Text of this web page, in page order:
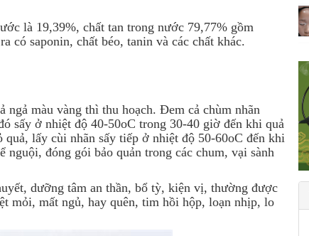
là 19,39%, chất tan trong nước 79,77% gồm
có saponin, chất béo, tanin và các chất khác.
màu vàng thì thu hoạch. Đem cả chùm nhãn
sấy ở nhiệt độ 40-50oC trong 30-40 giờ đến khi quả
lấy cùi nhãn sấy tiếp ở nhiệt độ 50-60oC đến khi
đóng gói bảo quản trong các chum, vại sành
dưỡng tâm an thần, bổ tỳ, kiện vị, thường được
mỏi, mất ngủ, hay quên, tim hồi hộp, loạn nhịp, lo